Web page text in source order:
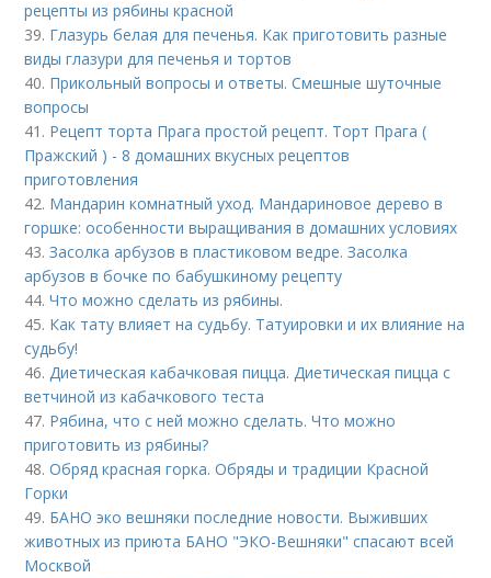
рецепты из рябины красной
39. Глазурь белая для печенья. Как приготовить разные
виды глазури для печенья и тортов
40. Прикольный вопросы и ответы. Смешные шуточные
вопросы
41. Рецепт торта Прага простой рецепт. Торт Прага (
Пражский ) - 8 домашних вкусных рецептов
приготовления
42. Мандарин комнатный уход. Мандариновое дерево в
горшке: особенности выращивания в домашних условиях
43.Засолка арбузов в пластиковом ведре. Засолка
арбузов в бочке по бабушкиному рецепту
44.Что можно сделать из рябины.
45. Как тату влияет на судьбу. Татуировки и их влияние на
судьбу!
46.Диетическая кабачковая пицца. Диетическая пицца с
ветчиной из кабачкового теста
47. Рябина, что с ней можно сделать. Что можно
приготовить из рябины?
48.Обряд красная горка. Обряды и традиции Красной
Горки
49. БАНО эко вешняки последние новости. Выживших
животных из приюта БАНО "ЭКО-Вешняки" спасают всей
Москвой